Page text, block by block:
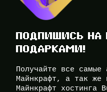
ПОДПИШИСЬ НА
ПОДАРКАМИ!
Получайте все самые
Майнкрафт, а так же
Майнкрафт хостинга